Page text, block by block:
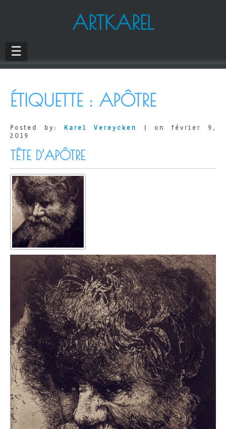
ARTKAREL
☰
ÉTIQUETTE : APÔTRE
Posted by: Karel Vereycken
| on février 9,
2019
TÊTE D’APÔTRE